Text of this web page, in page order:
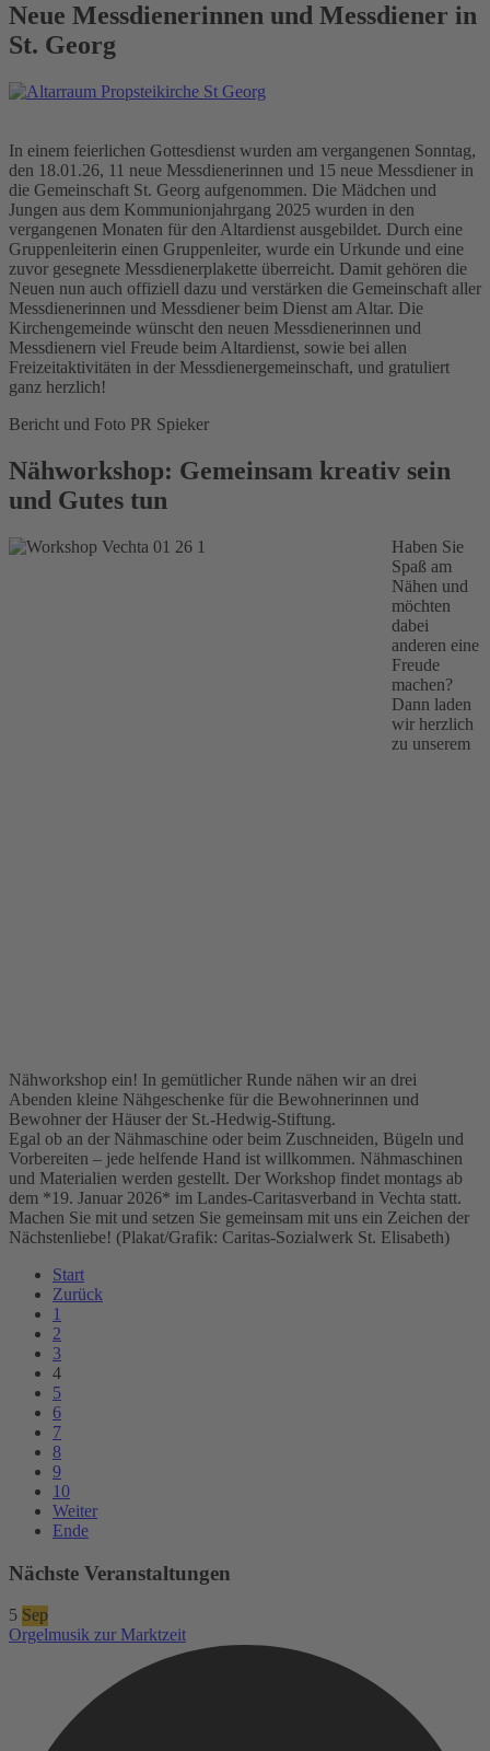
Neue Messdienerinnen und Messdiener in
St. Georg
In einem feierlichen Gottesdienst wurden am vergangenen Sonntag,
den 18.01.26, 11 neue Messdienerinnen und 15 neue Messdiener in
die Gemeinschaft St. Georg aufgenommen. Die Mädchen und
Jungen aus dem Kommunionjahrgang 2025 wurden in den
vergangenen Monaten für den Altardienst ausgebildet. Durch eine
Gruppenleiterin einen Gruppenleiter, wurde ein Urkunde und eine
zuvor gesegnete Messdienerplakette überreicht. Damit gehören die
Neuen nun auch offiziell dazu und verstärken die Gemeinschaft aller
Messdienerinnen und Messdiener beim Dienst am Altar. Die
Kirchengemeinde wünscht den neuen Messdienerinnen und
Messdienern viel Freude beim Altardienst, sowie bei allen
Freizeitaktivitäten in der Messdienergemeinschaft, und gratuliert
ganz herzlich!
Bericht und Foto PR Spieker
Nähworkshop: Gemeinsam kreativ sein
und Gutes tun
Haben Sie
Spaß am
Nähen und
möchten
dabei
anderen eine
Freude
machen?
Dann laden
wir herzlich
zu unserem
Nähworkshop ein! In gemütlicher Runde nähen wir an drei
Abenden kleine Nähgeschenke für die Bewohnerinnen und
Bewohner der Häuser der St.-Hedwig-Stiftung.
Egal ob an der Nähmaschine oder beim Zuschneiden, Bügeln und
Vorbereiten – jede helfende Hand ist willkommen. Nähmaschinen
und Materialien werden gestellt. Der Workshop findet montags ab
dem *19. Januar 2026* im Landes-Caritasverband in Vechta statt.
Machen Sie mit und setzen Sie gemeinsam mit uns ein Zeichen der
Nächstenliebe! (Plakat/Grafik: Caritas-Sozialwerk St. Elisabeth)
Start
Zurück
1
2
3
4
5
6
7
8
9
10
Weiter
Ende
Nächste Veranstaltungen
5 Sep
Orgelmusik zur Marktzeit